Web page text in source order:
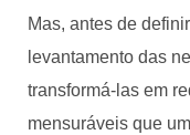
Mas, antes de
levantamento das
transformá-las em
mensuráveis que